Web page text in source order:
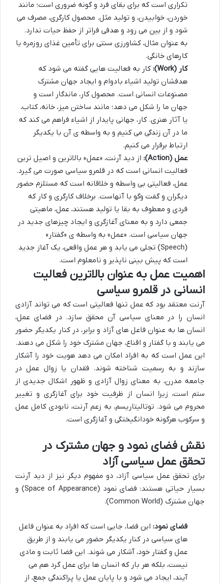
تکراری است که برای بقای فرد و گونه ضروری است؛ مانند
خوردن، خوابیدن، و تولید مثل. محصول کارگری، مصرف می
شود و از بین می رود و هدفی فراتر از حفظ حیات ندارد.
به عنوان مثال، کشاورزی سنتی برای تأمین غذای روزمره یا
کارهای خانگی.
کار (Work):
کار به فعالیت هایی گفته می شود که
هدفشان تولید اشیاء بادوام و ایجاد جهان مشترک
مصنوعات انسانی است. محصول کار، ماندگار است و
جهان ما را شکل می دهد؛ مانند ساختن میز، خانه، کتاب،
یا آثار هنری. کار، جهانی پایدار از اشیاء فراهم می کند که
ما در آن زندگی می کنیم و به واسطه ی آن با یکدیگر
ارتباط برقرار می کنیم.
عمل (Action):
از دید آرنت، «عمل» بالاترین و اصیل ترین
فعالیت انسانی است که در قلمرو سیاسی صورت می گیرد.
عمل، فعالیتی بی واسطه و خلاقانه است که مستلزم حضور
دیگران و گفت وگو با آنهاست. برخلاف کارگری و کار که
فردی و معطوف به بقا یا تولید هستند، عمل، ماهیتی
جمعی دارد و به معنای آغازگری و ایجاد چیزهای جدید در
جهان سیاسی است. «عمل» به واسطه ی «گفتار»
(Speech) تجلی می یابد و هر عمل واقعی، یک آغاز جدید
است که پیش بینی ناپذیر و نامعلوم است.
اهمیت عمل به عنوان بالاترین فعالیت
انسانی در قلمرو سیاسی
آرنت معتقد بود که عمل تنها فعالیتی است که می تواند آزادی
انسان را در معنای سیاسی آن محقق سازد. در فضای عمل،
انسان ها به عنوان فاعل های آزاد و برابر، در کنار یکدیگر حضور
می یابند و با گفتار و اقناع، جهان مشترک خود را شکل می دهند.
این عمل است که به افراد امکان می دهد هویت خود را آشکار
سازند و به رسمیت شناخته شوند. فقدان یا زوال عمل در
جامعه مدرن، به معنای زوال آزادی و ظهور اشکال جدیدی از
ستم است، زیرا انسان از ظرفیت خود برای آغازگری و تغییر
محروم می شود. توتالیتاریسم، به زعم آرنت، نابودی کامل عمل
و سرکوب هرگونه خودانگیختگی و آغازگری است.
نقش فضاى نمود و جهان مشترک در
تحقق عمل سیاسی آزاد
برای تحقق عمل سیاسی آزاد، دو مفهوم دیگر نیز از دید آرنت
بسیار حیاتی هستند: فضای نمود (Space of Appearance) و
جهان مشترک (Common World).
فضای نمود: این فضا، جایی است که افراد به عنوان فاعل
های سیاسی در کنار یکدیگر حضور می یابند و از طریق
عمل و گفتار خود، آشکار می شوند. این فضا ثابت و مادی
نیست، بلکه هر بار که انسان ها برای عمل گرد هم می
آیند، ایجاد می شود و با پایان عمل یا پراکندگی جمع، از